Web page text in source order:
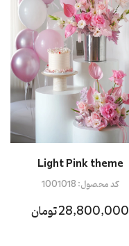
Light Pink theme
28,800,000 تومان
کد محصول:1001018